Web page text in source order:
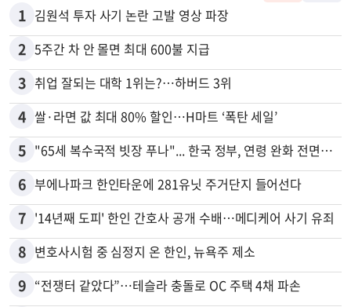
1 김원석 투자 사기 논란 고발 영상 파장
2 5주간 차 안 몰면 최대 600불 지급
3 취업 잘되는 대학 1위는?…하버드 3위
4 쌀·라면 값 최대 80% 할인…H마트 ‘폭탄 세일’
5 "65세 복수국적 빗장 푸나"... 한국 정부, 연령 완화 전면 추진
6 부에나파크 한인타운에 281유닛 주거단지 들어선다
7 '14년째 도피' 한인 간호사 공개 수배…메디케어 사기 유죄
8 변호사시험 중 심정지 온 한인, 뉴욕주 제소
9 “전쟁터 같았다”…테슬라 충돌로 OC 주택 4채 파손